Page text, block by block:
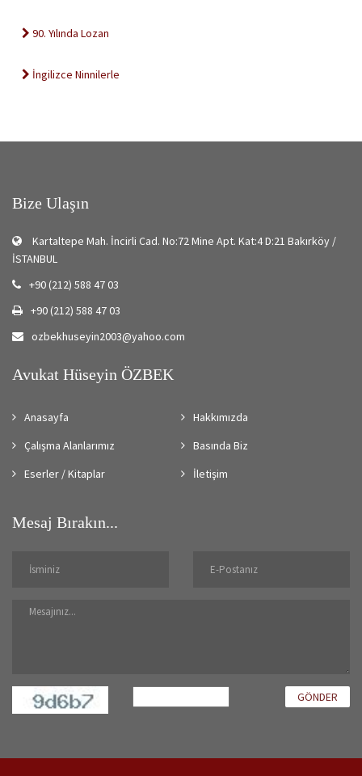
90. Yılında Lozan
İngilizce Ninnilerle
Bize Ulaşın
Kartaltepe Mah. İncirli Cad. No:72 Mine Apt. Kat:4 D:21 Bakırköy /
İSTANBUL
+90 (212) 588 47 03
+90 (212) 588 47 03
ozbekhuseyin2003@yahoo.com
Avukat Hüseyin ÖZBEK
Anasayfa
Hakkımızda
Çalışma Alanlarımız
Basında Biz
Eserler / Kitaplar
İletişim
Mesaj Bırakın...
GÖNDER